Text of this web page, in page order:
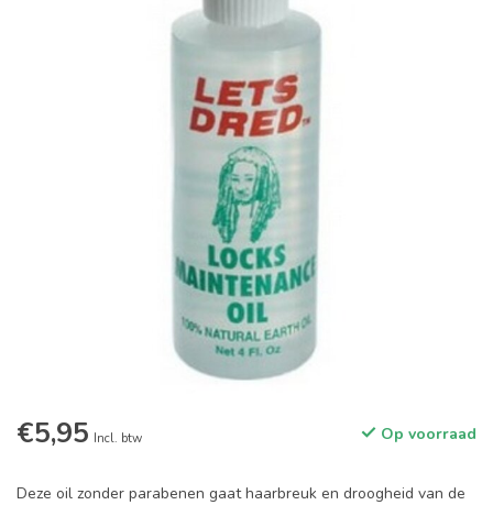
€5,95 Incl. btw Op voorraad
Deze oil zonder parabenen gaat haarbreuk en droogheid van de